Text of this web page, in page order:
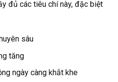
đủ các tiêu chí này, đặc biệt
sâu
tăng
ngày càng khắt khe